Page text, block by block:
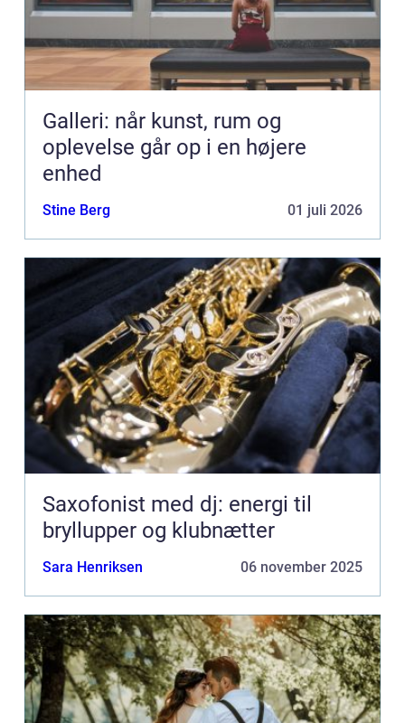
Galleri: når kunst, rum og
oplevelse går op i en højere
enhed
Stine Berg 01 juli 2026
Saxofonist med dj: energi til
bryllupper og klubnætter
Sara Henriksen 06 november 2025